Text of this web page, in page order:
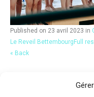
Published on 23 avril 2023 in
Le Reveil Bettembourg Full
« Back